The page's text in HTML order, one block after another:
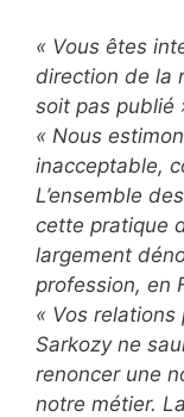
« Vous êtes
direction de la
soit pas publié
« Nous
inacceptable,
L’ensemble
cette pratique
largement
profession, en
« Vos
Sarkozy ne
renoncer une
notre métier.